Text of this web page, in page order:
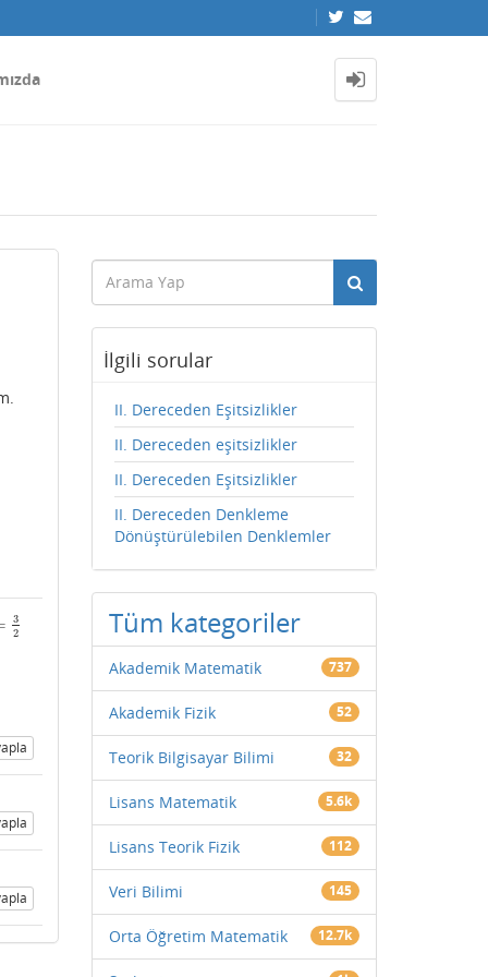
3
2
İlgili sorular
II. Dereceden Eşitsizlikler
II. Dereceden eşitsizlikler
II. Dereceden Eşitsizlikler
II. Dereceden Denkleme
Dönüştürülebilen Denklemler
Tüm kategoriler
Akademik Matematik 737
Akademik Fizik 52
Teorik Bilgisayar Bilimi 32
Lisans Matematik 5.6k
Lisans Teorik Fizik 112
Veri Bilimi 145
Orta Öğretim Matematik 12.7k